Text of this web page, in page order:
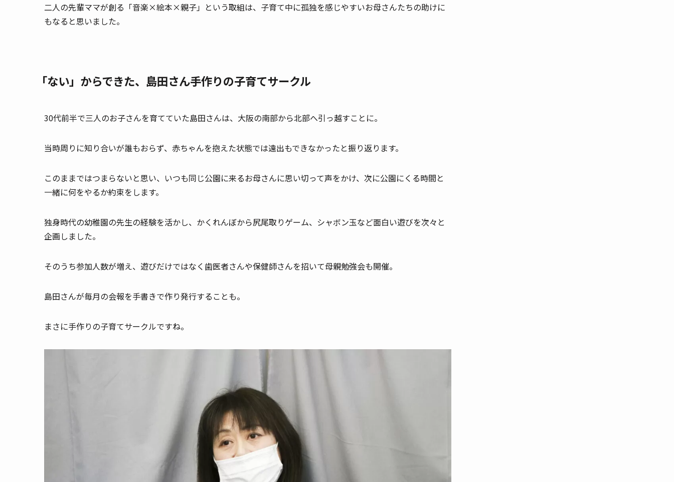
二人の先輩ママが創る「音楽×絵本×親子」という取組は、子育て中に孤独を感じやすいお母さんたちの助けに
もなると思いました。
「ない」からできた、島田さん手作りの子育てサークル
30代前半で三人のお子さんを育てていた島田さんは、大阪の南部から北部へ引っ越すことに。
当時周りに知り合いが誰もおらず、赤ちゃんを抱えた状態では遠出もできなかったと振り返ります。
このままではつまらないと思い、いつも同じ公園に来るお母さんに思い切って声をかけ、次に公園にくる時間と
一緒に何をやるか約束をします。
独身時代の幼稚園の先生の経験を活かし、かくれんぼから尻尾取りゲーム、シャボン玉など面白い遊びを次々と
企画しました。
そのうち参加人数が増え、遊びだけではなく歯医者さんや保健師さんを招いて母親勉強会も開催。
島田さんが毎月の会報を手書きで作り発行することも。
まさに手作りの子育てサークルですね。